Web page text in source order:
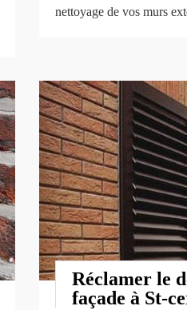
nettoyage de vos murs
Réclamer le
façade à St-